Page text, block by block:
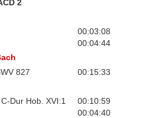
2
00:03:08
00:04:44
827
00:15:33
Dur Hob. XVI:1
00:10:59
00:04:40